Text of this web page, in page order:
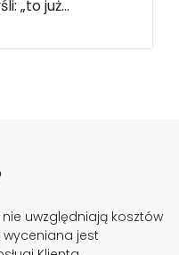
„to już...
uwzględniają kosztów
wyceniana jest